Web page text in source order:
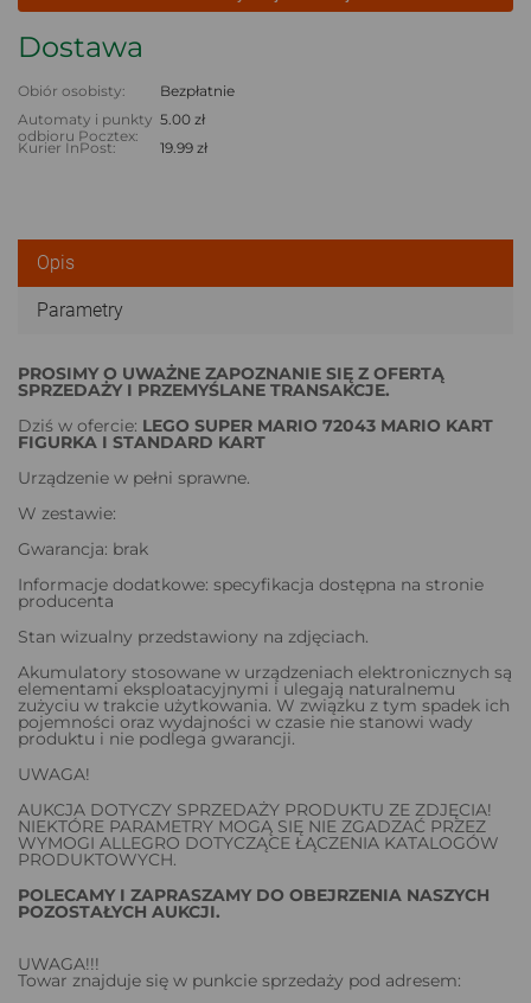
Dostawa
Obiór osobisty:
Bezpłatnie
Automaty i punkty
odbioru Pocztex:
5.00 zł
Kurier InPost:
19.99 zł
Opis
Parametry
PROSIMY O UWAŻNE ZAPOZNANIE SIĘ Z OFERTĄ
SPRZEDAŻY I PRZEMYŚLANE TRANSAKCJE.
Dziś w ofercie: LEGO SUPER MARIO 72043 MARIO KART
FIGURKA I STANDARD KART
Urządzenie w pełni sprawne.
W zestawie:
Gwarancja: brak
Informacje dodatkowe: specyfikacja dostępna na stronie
producenta
Stan wizualny przedstawiony na zdjęciach.
Akumulatory stosowane w urządzeniach elektronicznych są
elementami eksploatacyjnymi i ulegają naturalnemu
zużyciu w trakcie użytkowania. W związku z tym spadek ich
pojemności oraz wydajności w czasie nie stanowi wady
produktu i nie podlega gwarancji.
UWAGA!
AUKCJA DOTYCZY SPRZEDAŻY PRODUKTU ZE ZDJĘCIA!
NIEKTÓRE PARAMETRY MOGĄ SIĘ NIE ZGADZAĆ PRZEZ
WYMOGI ALLEGRO DOTYCZĄCE ŁĄCZENIA KATALOGÓW
PRODUKTOWYCH.
POLECAMY I ZAPRASZAMY DO OBEJRZENIA NASZYCH
POZOSTAŁYCH AUKCJI.
UWAGA!!!
Towar znajduje się w punkcie sprzedaży pod adresem: